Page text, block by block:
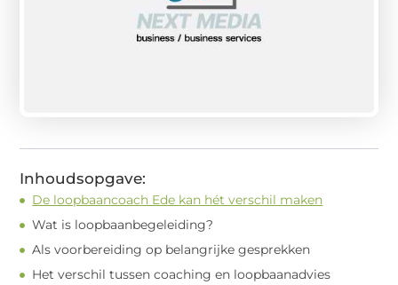
Inhoudsopgave:
De loopbaancoach Ede kan hét verschil maken
Wat is loopbaanbegeleiding?
Als voorbereiding op belangrijke gesprekken
Het verschil tussen coaching en loopbaanadvies